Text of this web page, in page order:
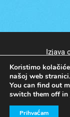
Izjava
© GKP
Koristimo
našoj web stranici.
You can find out
switch them off in
Prihvaćam